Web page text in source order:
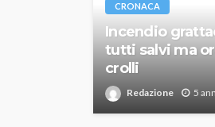
CRONACA
Incendio
tutti salvi ma
crolli
Redazione 5